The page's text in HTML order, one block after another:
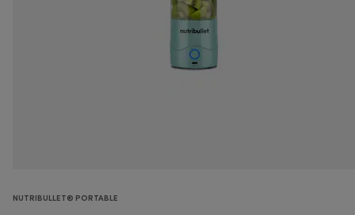
NUTRIBULLET® PORTABLE